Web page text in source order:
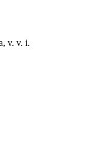
v. v. i.